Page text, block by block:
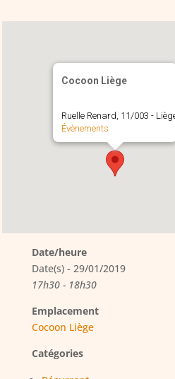
Cocoon Liège
Ruelle Renard, 11/003 -
Évènements
Date/heure
Date(s) - 29/01/2019
17h30 - 18h30
Emplacement
Cocoon Liège
Catégories